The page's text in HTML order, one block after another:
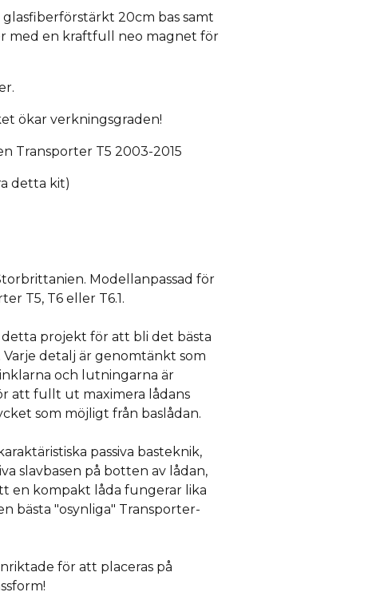
20cm bas samt
med en kraftfull neo magnet för
ökar verkningsgraden!
Transporter T5 2003-2015
detta kit)
Modellanpassad för
T5, T6 eller T6.1.
projekt för att bli det bästa
detalj är genomtänkt som
och lutningarna är
att fullt ut maximera lådans
som möjligt från baslådan.
passiva basteknik,
slavbasen på botten av lådan,
en kompakt låda fungerar lika
bästa "osynliga" Transporter-
för att placeras på